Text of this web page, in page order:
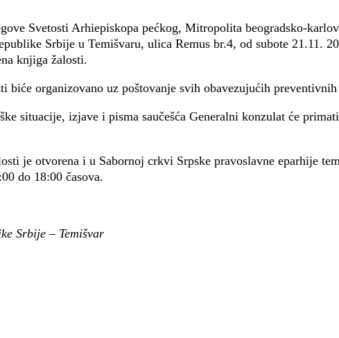
Svetosti Arhiepiskopa pećkog, Mitropolita beogradsko-
Srbije u Temišvaru, ulica Remus br.4, od subote 21.11.
knjiga žalosti.
biće organizovano uz poštovanje svih obavezujućih
situacije, izjave i pisma saučešća Generalni konzulat će
je otvorena i u Sabornoj crkvi Srpske pravoslavne eparhije
do 18:00 časova.
Srbije – Temišvar